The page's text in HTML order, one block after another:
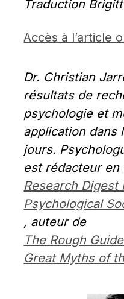
Traduction
Accès à l’article
Dr. Christian
résultats de
psychologie et
application dans
jours.
est rédacteur
Research
Psychological
, auteur de
The Rough
Great Myths of